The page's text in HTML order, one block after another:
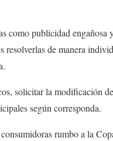
como publicidad engañosa
de manera
solicitar la modificación
según corresponda.
rumbo a la